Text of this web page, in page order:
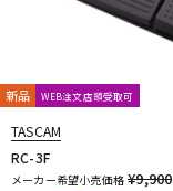
新品 WEB注文店頭受取可
TASCAM
RC-3F
メーカー希望小売価格 ¥9,900